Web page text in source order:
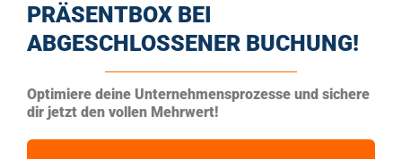
PRÄSENTBOX BEI
ABGESCHLOSSENER BUCHUNG!
Optimiere deine Unternehmensprozesse und sichere
dir jetzt den vollen Mehrwert!